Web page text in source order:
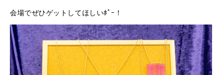
会場でぜひゲットしてほしいﾎﾟｰ！